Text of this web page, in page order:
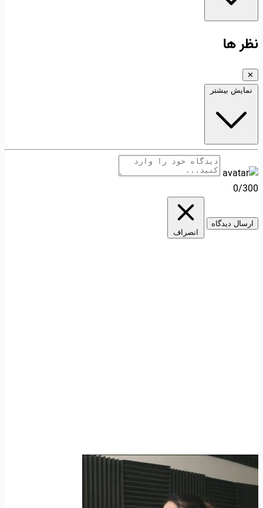
نظر ها
✕
نمایش بیشتر
0/300
ارسال دیدگاه
انصراف